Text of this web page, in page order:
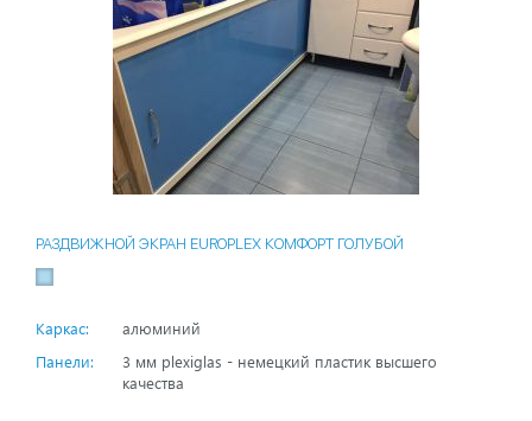
РАЗДВИЖНОЙ ЭКРАН EUROPLEX КОМФОРТ ГОЛУБОЙ
Каркас:
алюминий
Панели:
3 мм plexiglas - немецкий пластик высшего
качества